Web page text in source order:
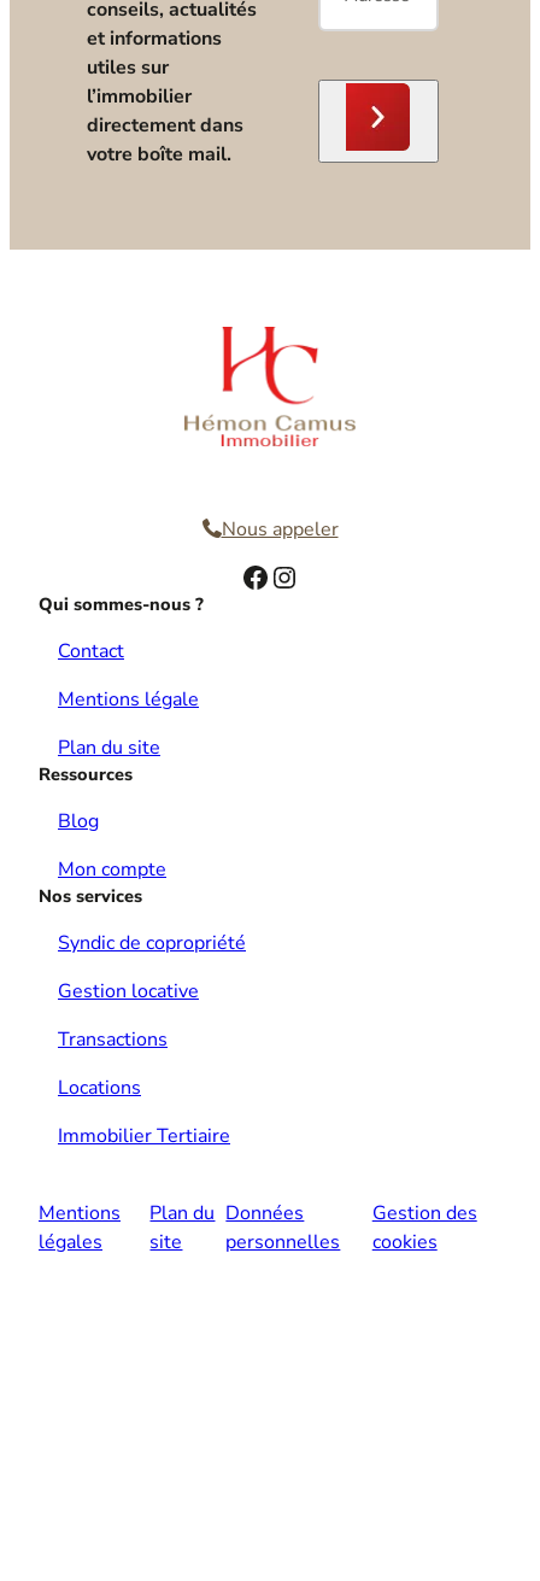
conseils, actualités
et informations
utiles sur
l’immobilier
directement dans
votre boîte mail.
Nous appeler
Facebook Instagram
Qui sommes-nous ?
Contact
Mentions légale
Plan du site
Ressources
Blog
Mon compte
Nos services
Syndic de copropriété
Gestion locative
Transactions
Locations
Immobilier Tertiaire
Mentions
légales
Plan du
site
Données
personnelles
Gestion des
cookies